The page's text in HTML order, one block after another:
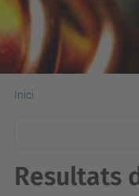
Inici
Resultats